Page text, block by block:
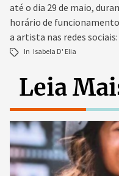
até o dia 29 de maio,
horário de
a artista nas redes sociais:
In Isabela D' Elia
Leia